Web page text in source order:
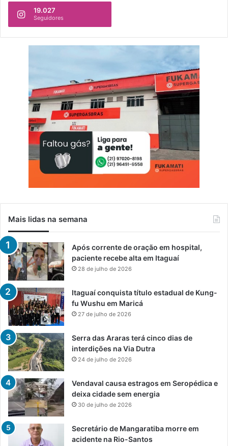
19.027
Seguidores
Mais lidas na semana
Após corrente de oração em hospital,
paciente recebe alta em Itaguaí
28 de julho de 2026
Itaguaí conquista título estadual de Kung-
fu Wushu em Maricá
27 de julho de 2026
Serra das Araras terá cinco dias de
interdições na Via Dutra
24 de julho de 2026
Vendaval causa estragos em Seropédica e
deixa cidade sem energia
30 de julho de 2026
Secretário de Mangaratiba morre em
acidente na Rio-Santos